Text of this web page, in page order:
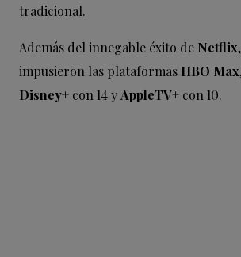
tradicional.
Además del innegable éxito de Netflix
impusieron las plataformas HBO Max
Disney+ con 14 y AppleTV+ con 10.